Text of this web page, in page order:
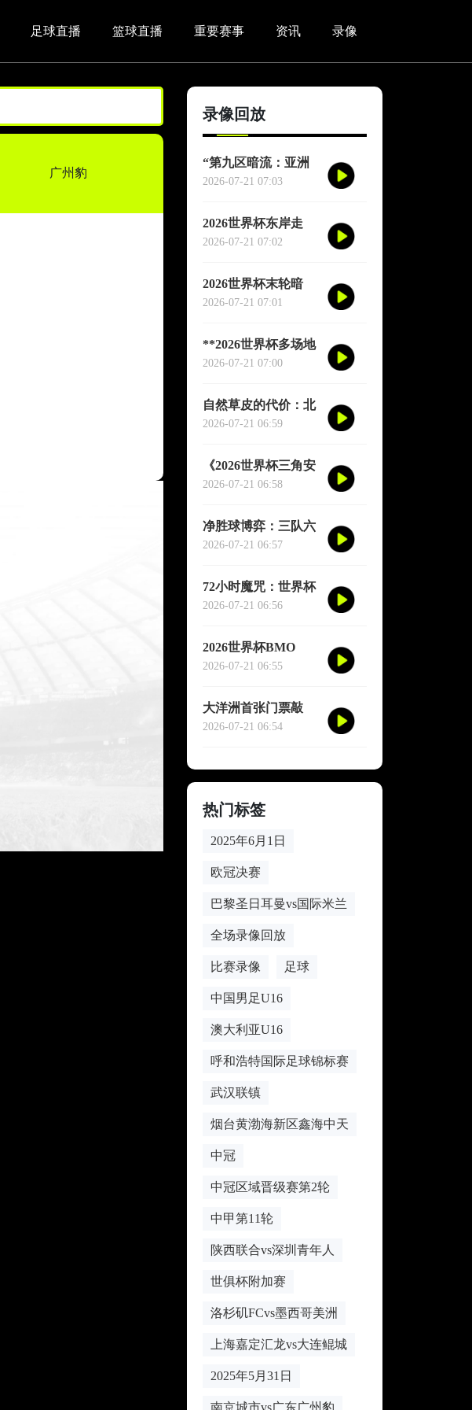
足球直播 篮球直播 重要赛事 资讯 录像
广州豹
录像回放
“第九区暗流：亚洲
足球通往北美世界杯
2026-07-21 07:03
2026世界杯东岸走
廊：波士顿到纽约的
2026-07-21 07:02
2026世界杯末轮暗
战：轮换布局与出线
2026-07-21 07:01
**2026世界杯多场地
并行赛事中VAR裁判
与弹性分配机制研究
**
2026-07-21 07:00
自然草皮的代价：北
美世界杯16场馆的生
2026-07-21 06:59
《2026世界杯三角安
保架构：美加墨跨境
机制升级策略》
2026-07-21 06:58
净胜球博弈：三队六
分连环局，生死一线
2026-07-21 06:57
72小时魔咒：世界杯
小组赛末轮的体能临
2026-07-21 06:56
2026世界杯BMO
Field声场建模与混响
数据的声学性能评估
2026-07-21 06:55
大洋洲首张门票敲
定：2026世界杯战术
2026-07-21 06:54
热门标签
2025年6月1日
欧冠决赛
巴黎圣日耳曼vs国际米兰
全场录像回放
比赛录像 足球
中国男足U16
澳大利亚U16
呼和浩特国际足球锦标赛
武汉联镇
烟台黄渤海新区鑫海中天
中冠
中冠区域晋级赛第2轮
中甲第11轮
陕西联合vs深圳青年人
世俱杯附加赛
洛杉矶FCvs墨西哥美洲
上海嘉定汇龙vs大连鲲城
2025年5月31日
南京城市vs广东广州豹